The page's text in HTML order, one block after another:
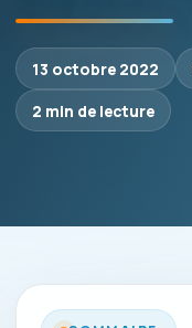
13 octobre 2022
2 min de lecture